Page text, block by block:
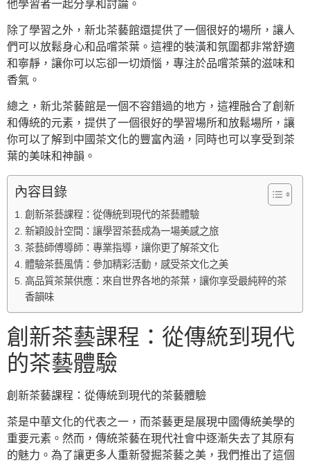
他學習者一起分享和討論。
除了學習之外，新北茶藝館還提供了一個很好的場所，讓人
們可以放鬆身心和品嚐茶葉。這裡的裝潢和氛圍都非常舒適
和寧靜，讓你可以忘卻一切煩惱，專注於品嚐茶葉的滋味和
香氣。
總之，新北茶藝館是一個不容錯過的地方，這裡融合了創新
和傳統的元素，提供了一個很好的學習場所和放鬆場所，讓
你可以了解到中國茶文化的豐富內涵，同時也可以享受到茶
葉的美味和神韻。
內容目錄
創新茶藝課程：從傳統到現代的茶藝體驗
新穎設計空間：讓學習茶藝成為一場美感之旅
茶藝師傅導師：專業指導，讓你更了解茶文化
體驗茶藝風情：參加精彩活動，感受茶文化之美
高品質茶葉供應：來自世界各地的茶葉，讓你享受最純粹的茶
香韻味
創新茶藝課程：從傳統到現代
的茶藝體驗
創新茶藝課程：從傳統到現代的茶藝體驗
茶是中華文化的代表之一，而茶藝更是展現中國傳統美學的
重要元素。然而，傳統茶藝在現代社會中逐漸失去了其原有
的魅力。為了讓更多人重新發掘茶藝之美，我們推出了這個